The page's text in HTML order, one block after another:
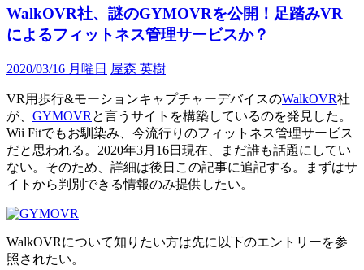
物
理
的
な
味
で
WalkOVR社、謎のGYMOVRを公開！足踏みVR
によるフィットネス管理サービスか？
2020/03/16 月曜日 屋森 英樹
VR用歩行&モーションキャプチャーデバイスのWalkOVR社
が、 GYMOVR と言うサイトを構築しているのを発見した。
Wii Fitでもお馴染み、今流行りのフィットネス管理サービス
だと思われる。2020年3月16日現在、まだ誰も話題にしてい
ない。そのため、詳細は後日この記事に追記する。まずはサ
イトから判別できる情報のみ提供したい。
WalkOVRについて知りたい方は先に以下のエントリーを参
照されたい。